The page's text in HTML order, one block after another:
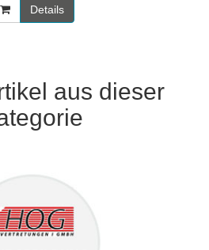
Details
aus dieser